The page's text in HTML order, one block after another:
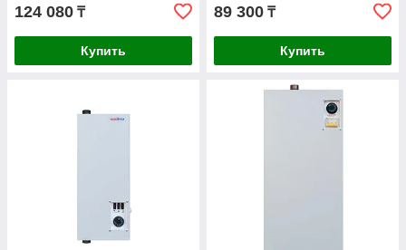
124 080 ₸
Купить
89 300 ₸
Купить